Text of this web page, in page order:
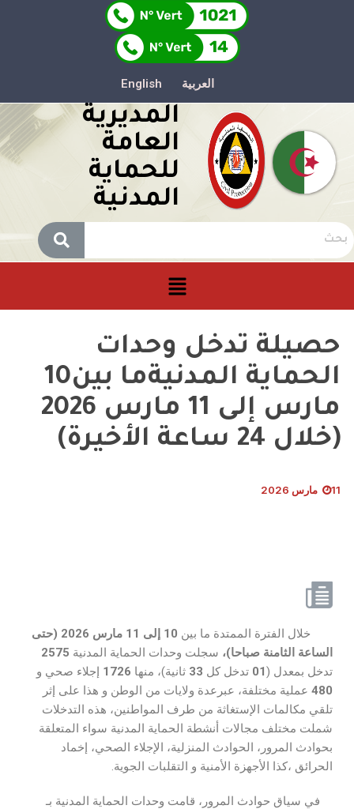
العربية English
المديرية
العامة
للحماية
المدنية
حصيلة تدخل وحدات
الحماية المدنيةما بين10
مارس إلى 11 مارس 2026
(خلال 24 ساعة الأخيرة)
11 مارس 2026
خلال الفترة الممتدة ما بين 10 إلى 11
مارس 2026 (حتى
الساعة الثامنة صباحا)، سجلت وحدات الحماية المدنية 2575
تدخل بمعدل (01 تدخل كل 33 ثانية)، منها 1726 إجلاء صحي و
480 عملية مختلفة، عبرعدة ولايات من الوطن و هذا على إثر
تلقي مكالمات الإستغاثة من طرف المواطنين، هذه التدخلات
شملت مختلف مجالات أنشطة الحماية المدنية سواء المتعلقة
بحوادث المرور، الحوادث المنزلية، الإجلاء الصحي، إخماد
الحرائق ،كذا الأجهزة الأمنية و التقلبات الجوية.
في سياق حوادث المرور، قامت وحدات الحماية المدنية بـ